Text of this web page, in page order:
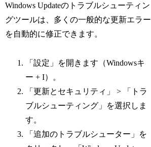
Windows Updateのトラブルシューティン
グツールは、多くの一般的な更新エラー
を自動的に修正できます。
「設定」を開きます（Windowsキ
ー + I）。
「更新とセキュリティ」 > 「トラ
ブルシューティング」を選択しま
す。
「追加のトラブルシューター」を